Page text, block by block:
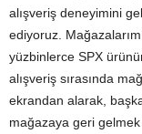
alışveriş deneyimini
ediyoruz.
yüzbinlerce SPX
alışveriş sırasında
ekrandan alarak,
mağazaya geri